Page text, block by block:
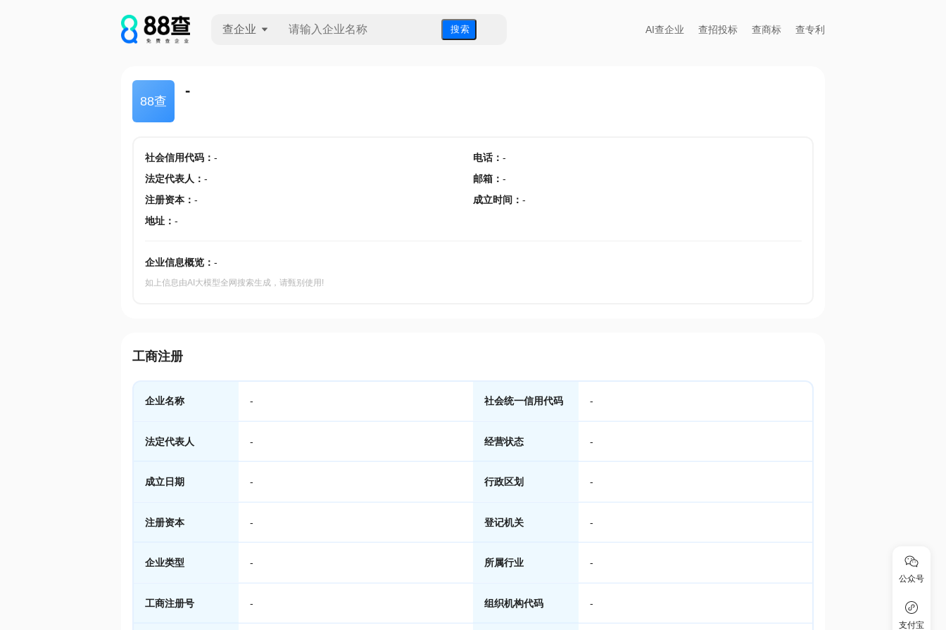
查企业 搜 索 AI查企业 查招投标 查商标 查专利
88查
-
社会信用代码： - 电话： -
法定代表人 ： - 邮箱 ： -
注册资本： - 成立时间 ： -
地址： -
企业信息概览： -
如上信息由AI大模型全网搜索生成，请甄别使用!
工商注册
企业名称 - 社会统一信用代码 -
法定代表人 - 经营状态 -
成立日期 - 行政区划 -
注册资本 - 登记机关 -
企业类型 - 所属行业 -
工商注册号 - 组织机构代码 -
公众号
支付宝